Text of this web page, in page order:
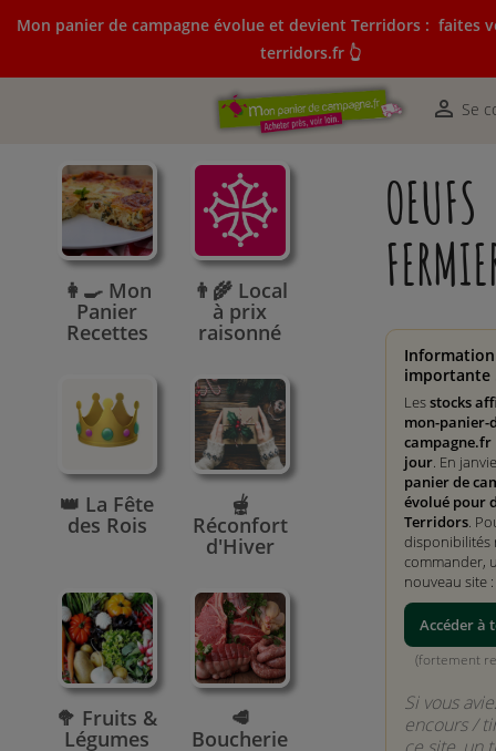
Mon panier de campagne évolue et devient Terridors : faites
terridors.fr 👆
 Se
Mon panier de campagne évolue et devient Terridors:
courses sur terridors.fr 👆
👩‍🍳 Mon
Panier
Recettes
👨‍🌾 Local
à prix
raisonné
👑 La Fête
des Rois
🫕
Réconfort
d'Hiver
🥦 Fruits &
Légumes
🥩
Boucherie
OEUFS
Information
importante
Lesstocks
mon-panier-
campagne.fr
jour. En
panier de
évolué pour
Terridors.
disponibilités
commander,
nouveau site :
Accéder à
(fortement
Si vous
encours /